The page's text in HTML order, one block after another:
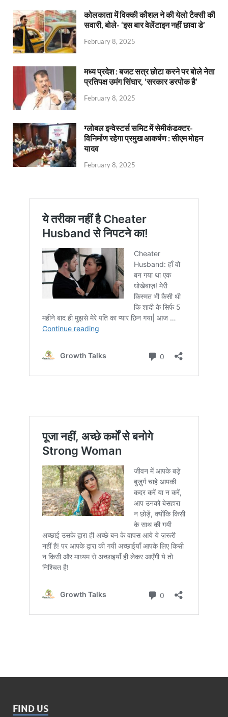
कोलकाता में विक्की कौशल ने की येलो टैक्सी की
सवारी, बोले- ‘इस बार वेलेंटाइन नहीं छावा डे’
February 8, 2025
मध्य प्रदेश : बजट सत्र छोटा करने पर बोले नेता
प्रतिपक्ष उमंग सिंघार, ‘सरकार डरपोक है’
February 8, 2025
ग्लोबल इन्वेस्टर्स समिट में सेमीकंडक्टर-
विनिर्माण रहेगा प्रमुख आकर्षण : सीएम मोहन
यादव
February 8, 2025
FIND US